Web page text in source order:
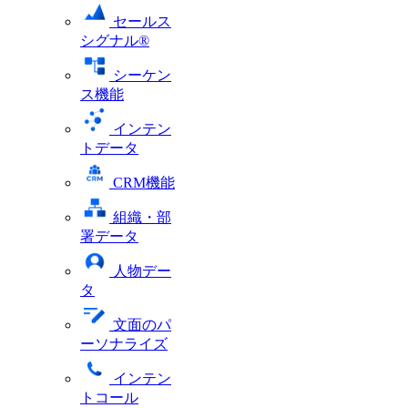
セールス
シグナル®
シーケン
ス機能
インテン
トデータ
CRM機能
組織・部
署データ
人物デー
タ
文面のパ
ーソナライズ
インテン
トコール